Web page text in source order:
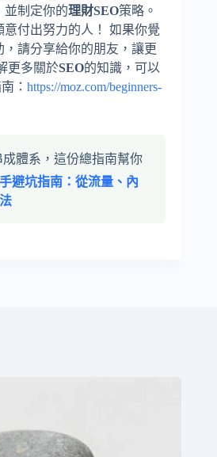
並制定你的理財SEO策略。
付出努力的人！ 如果你覺
請分享給你的朋友，讓更
更多關於SEO的知識，可以
： https://moz.com/beginners-
體系，這份總指南幫你
避坑指南：從流量、內